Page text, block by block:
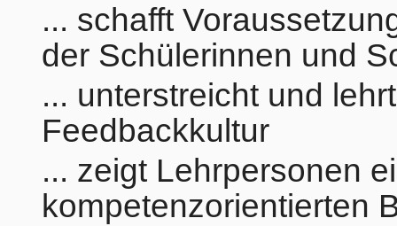
... schafft
der Schülerinnen und
... unterstreicht und
Feedbackkultur
... zeigt Lehrpersonen
kompetenzorientierten